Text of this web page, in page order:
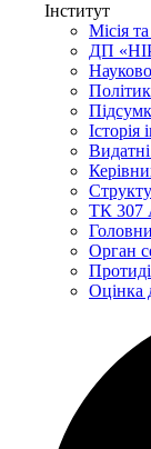
Інститут
Місія
ДП
Історія
ТК 307
Орган
Оцінка